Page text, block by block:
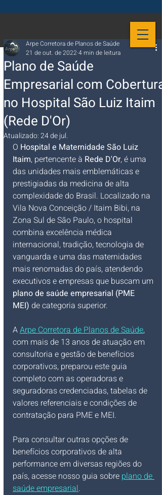
Plano de Saúde
Empresarial com Cobertura
no Hospital São Luiz Itaim
(Rede D'Or)
Arpe Corretora de Planos de Saúde
21 de out. de 2022 4 min de leitura
Atualizado:24 de jul.
O Hospital e Maternidade São Luiz
Itaim, pertencente à Rede D'Or, é uma
das unidades mais emblemáticas e
prestigiadas da medicina de alta
complexidade do Brasil. Localizado na
Vila Nova Conceição / Itaim Bibi, na
Zona Sul de São Paulo, o hospital
combina excelência médica
internacional, tradição, tecnologia de
vanguarda e uma das maternidades
mais renomadas do país, atendendo
executivos e empresas que buscam um
plano de saúde empresarial (PME
MEI) de categoria superior.
A Arpe Corretora de Planos de Saúde,
com mais de 13 anos de atuação em
consultoria e gestão de benefícios
corporativos, preparou este guia
completo com as operadoras e
seguradoras credenciadas, tabelas de
valores referenciais e condições de
contratação para PME e MEI.
Para consultar outras opções de
benefícios corporativos de alta
performance em diversas regiões do
país, acesse nosso guia sobre plano de
saúde empresarial.